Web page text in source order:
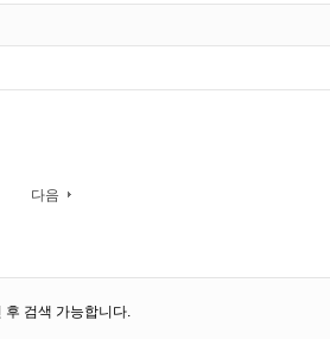
다음
후 검색 가능합니다.